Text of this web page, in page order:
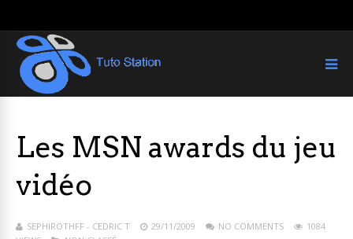
Les MSN awards du jeu
vidéo
SEPHIROTHFF - CEDRIC T 29/11/2009 NO COMMENTS
1084